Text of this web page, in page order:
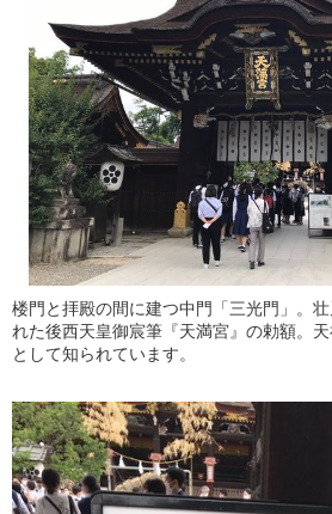
楼門と拝殿の間に建つ中門「三光門」。
れた後西天皇御宸筆『天満宮』の勅額。
として知られています。